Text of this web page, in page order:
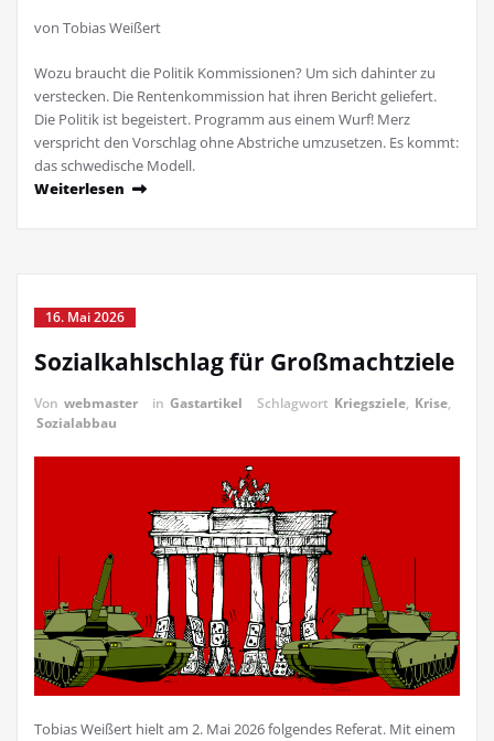
von Tobias Weißert
Wozu braucht die Politik Kommissionen? Um sich dahinter zu
verstecken. Die Rentenkommission hat ihren Bericht geliefert.
Die Politik ist begeistert. Programm aus einem Wurf! Merz
verspricht den Vorschlag ohne Abstriche umzusetzen. Es kommt:
das schwedische Modell.
Weiterlesen
16. Mai 2026
Sozialkahlschlag für Großmachtziele
Von webmaster in Gastartikel Schlagwort Kriegsziele, Krise,
Sozialabbau
Tobias Weißert hielt am 2. Mai 2026 folgendes Referat. Mit einem